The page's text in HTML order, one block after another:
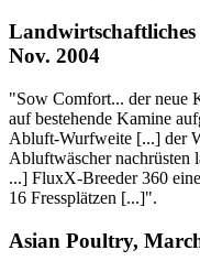
Nov. 2004
"Sow Comfort... der neue
auf bestehende Kamine
Abluft-Wurfweite [...] der
Abluftwäscher nachrüsten
...] FluxX-Breeder 360
16 Fressplätzen [...]".
Asian Poultry,